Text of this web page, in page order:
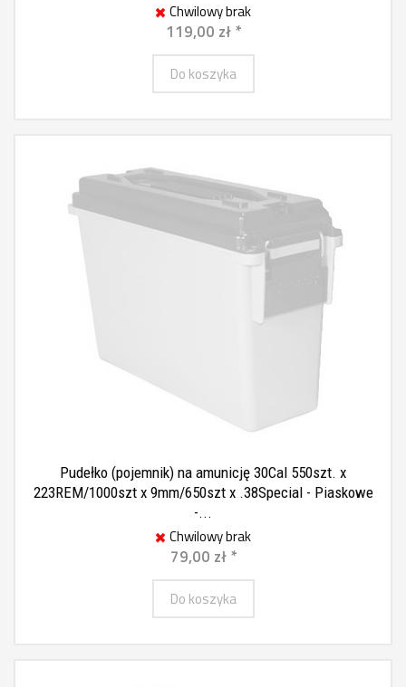
Chwilowy brak
119,00 zł *
Do koszyka
Pudełko (pojemnik) na amunicję 30Cal 550szt. x
223REM/1000szt x 9mm/650szt x .38Special - Piaskowe
-...
Chwilowy brak
79,00 zł *
Do koszyka